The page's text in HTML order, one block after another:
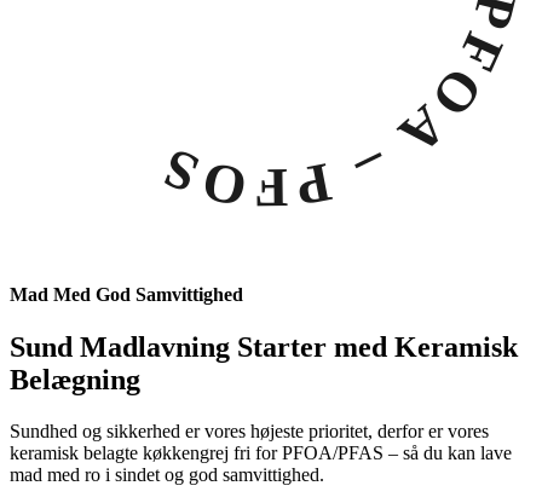
Mad Med God Samvittighed
Sund Madlavning Starter med Keramisk
Belægning
Sundhed og sikkerhed er vores højeste prioritet, derfor er vores
keramisk belagte køkkengrej fri for PFOA/PFAS – så du kan lave
mad med ro i sindet og god samvittighed.